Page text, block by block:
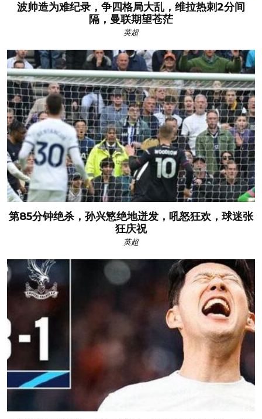
波帅造为难纪录，争四格局大乱，维拉热刺2分间
隔，曼联期望苍茫
英超
第85分钟绝杀，孙兴慜绝地迸发，吼怒狂欢，球迷张
狂庆祝
英超